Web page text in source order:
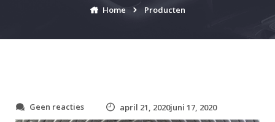
Home Producten
Geen reactieso
april 21, 2020juni 17, 2020